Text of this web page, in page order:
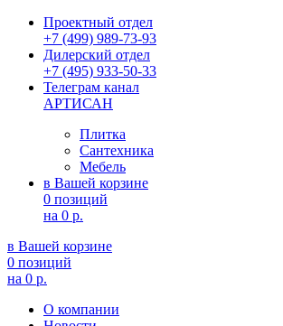
Проектный отдел
+7 (499) 989-73-93
Дилерский отдел
+7 (495) 933-50-33
Телеграм канал
АРТИСАН
Плитка
Сантехника
Мебель
в Вашей корзине
0 позиций
на 0 р.
в Вашей корзине
0 позиций
на 0 р.
О компании